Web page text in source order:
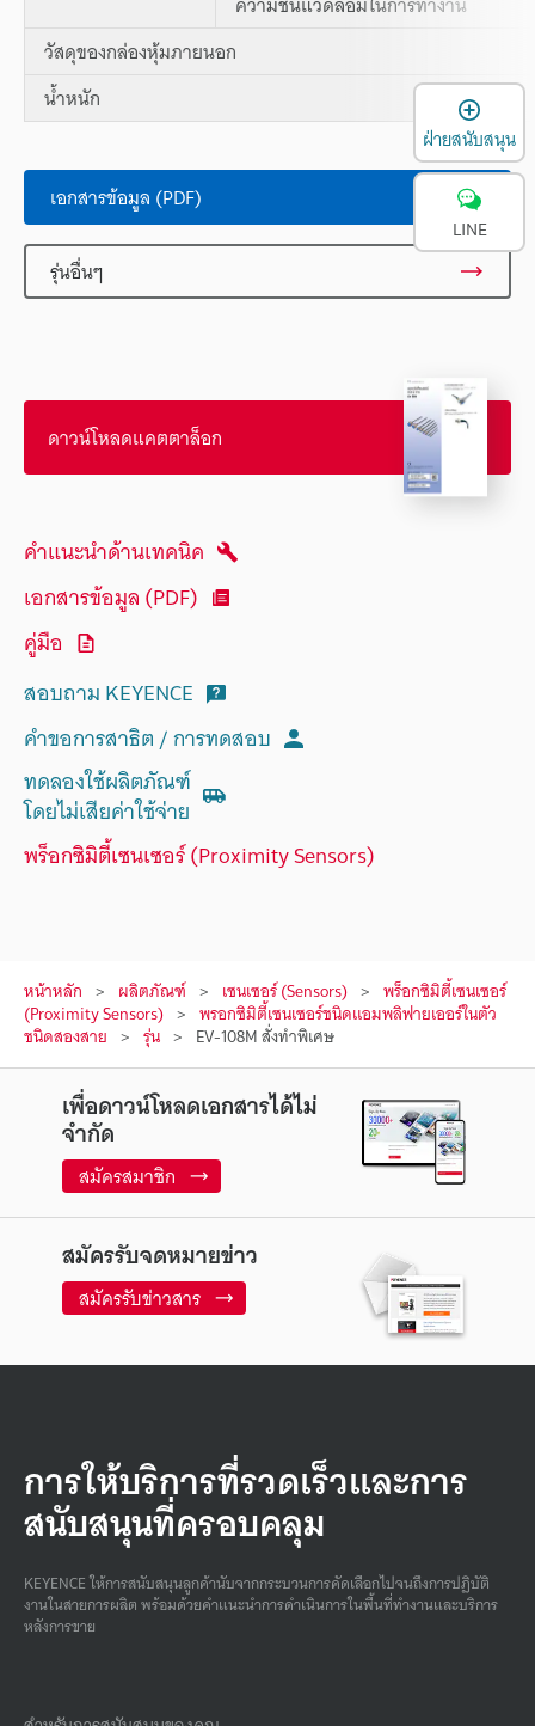
วัสดุของกล่องหุ้มภายนอก
น้ำหนัก
เอกสารข้อมูล (PDF)
รุ่นอื่นๆ
ดาวน์โหลดแคตตาล็อก
คำแนะนำด้านเทคนิค
เอกสารข้อมูล (PDF)
คู่มือ
สอบถาม KEYENCE
คำขอการสาธิต / การทดสอบ
ทดลองใช้ผลิตภัณฑ์
โดยไม่เสียค่าใช้จ่าย
พร็อกซิมิตี้เซนเซอร์ (Proximity Sensors)
หน้าหลัก ผลิตภัณฑ์ เซนเซอร์ (Sensors) พร็อกซิมิตี้เซนเซอร์
(Proximity Sensors) พรอกซิมิตี้เซนเซอร์ชนิดแอมพลิฟายเออร์ในตัว
ชนิดสองสาย รุ่น EV-108M สั่งทำพิเศษ
เพื่อดาวน์โหลดเอกสารได้ไม่
จำกัด
สมัครสมาชิก
สมัครรับจดหมายข่าว
สมัครรับข่าวสาร
การให้บริการที่รวดเร็วและการ
สนับสนุนที่ครอบคลุม
KEYENCE ให้การสนับสนุนลูกค้านับจากกระบวนการคัดเลือกไปจนถึงการปฏิบัติ
งานในสายการผลิต พร้อมด้วยคําแนะนําการดําเนินการในพื้นที่ทํางานและบริการ
หลังการขาย
ฝ่ายสนับสนุน
LINE